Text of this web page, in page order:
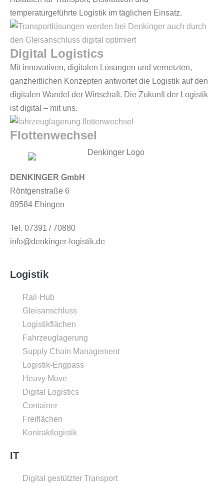
temperaturgeführte Logistik im täglichen Einsatz.
Digital Logistics
Mit innovativen, digitalen Lösungen und vernetzten,
ganzheitlichen Konzepten antwortet die Logistik auf den
digitalen Wandel der Wirtschaft. Die Zukunft der Logistik
ist digital – mit uns.
Flottenwechsel
DENKINGER GmbH
Röntgenstraße 6
89584 Ehingen
Tel. 07391 / 70880
info@denkinger-logistik.de
Logistik
Rail·Hub
Gleisanschluss
Logistikflächen
Fahrzeuglagerung
Supply Chain Management
Logistik-Engpass
Heavy Move
Digital Logistics
Container
Freiflächen
Kontraktlogistik
IT
Digital gestützter Transport